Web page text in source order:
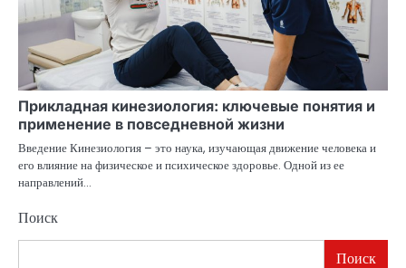
Прикладная кинезиология: ключевые понятия и
применение в повседневной жизни
Введение Кинезиология – это наука, изучающая движение человека и
его влияние на физическое и психическое здоровье. Одной из ее
направлений…
Поиск
Поиск